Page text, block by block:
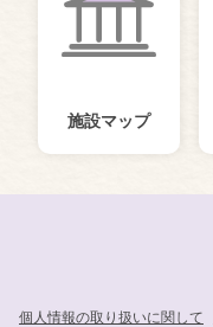
施設マップ
個人情報の取り扱いに関して